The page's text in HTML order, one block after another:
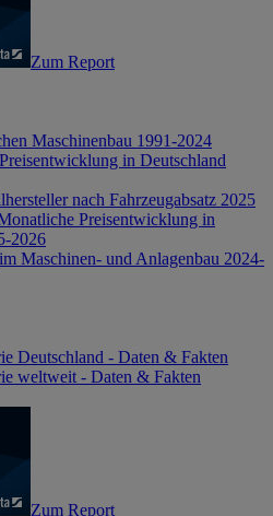
Zum Report
Maschinenbau 1991-2024
in Deutschland
nach Fahrzeugabsatz 2025
Preisentwicklung in
2026
Maschinen- und Anlagenbau 2024-
Deutschland - Daten & Fakten
weltweit - Daten & Fakten
Zum Report